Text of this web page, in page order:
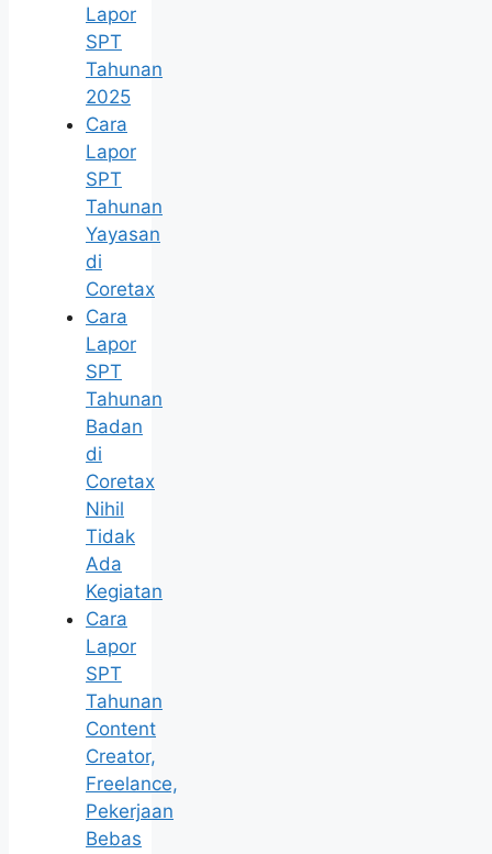
Lapor
SPT
Tahunan
2025
Cara
Lapor
SPT
Tahunan
Yayasan
di
Coretax
Cara
Lapor
SPT
Tahunan
Badan
di
Coretax
Nihil
Tidak
Ada
Kegiatan
Cara
Lapor
SPT
Tahunan
Content
Creator,
Freelance,
Pekerjaan
Bebas